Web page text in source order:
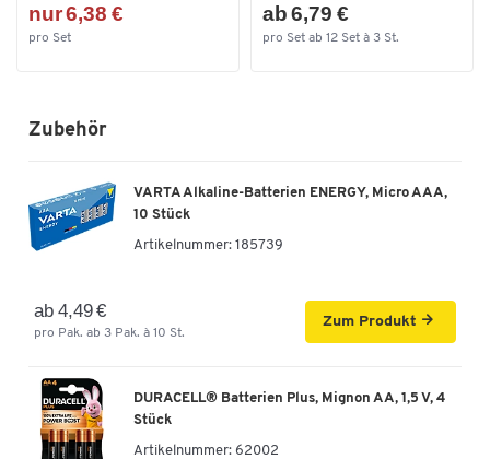
nur 6,38 €
pro Set
ab 6,79 €
pro Set ab 12 Set à 3 St.
Zubehör
VARTA Alkaline-Batterien ENERGY, Micro AAA,
10 Stück
Artikelnummer: 185739
ab 4,49 €
pro Pak. ab 3 Pak. à 10 St.
Zum Produkt
DURACELL® Batterien Plus, Mignon AA, 1,5 V, 4
Stück
Artikelnummer: 62002